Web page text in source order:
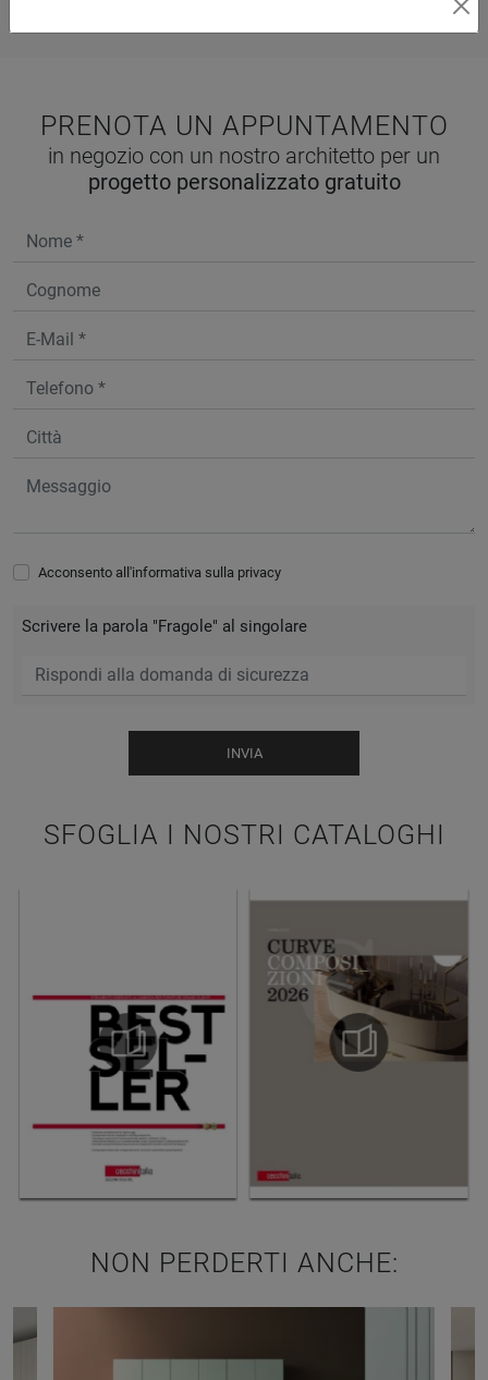
SFOGLIA I NOSTRI CATALOGHI
PRENOTA UN APPUNTAMENTO
in negozio con un nostro architetto per un
progetto personalizzato gratuito
Acconsento all'informativa sulla privacy
Scrivere la parola "Fragole" al singolare
INVIA
NON PERDERTI ANCHE: